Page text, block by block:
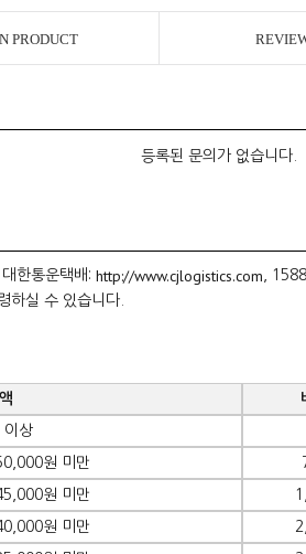
PRODUCT
등록된 문의가 없습니다.
한통운택배: http://www.cjlogistics.com ,
하실 수 있습니다.
이상
원 미만
원 미만
원 미만